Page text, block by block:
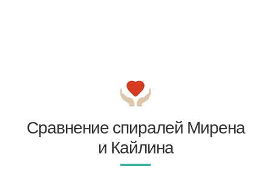
Сравнение спиралей Мирена
и Кайлина